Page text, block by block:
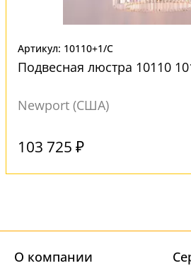
Артикул: 10110+1/C
Подвесная люстра 10110
Newport (США)
103 725 ₽
О компании